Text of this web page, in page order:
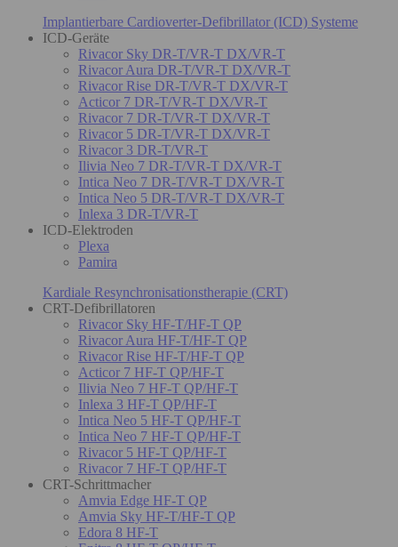
Implantierbare Cardioverter-Defibrillator (ICD) Systeme
ICD-Geräte
Rivacor Sky DR-T/VR-T DX/VR-T
Rivacor Aura DR-T/VR-T DX/VR-T
Rivacor Rise DR-T/VR-T DX/VR-T
Acticor 7 DR-T/VR-T DX/VR-T
Rivacor 7 DR-T/VR-T DX/VR-T
Rivacor 5 DR-T/VR-T DX/VR-T
Rivacor 3 DR-T/VR-T
Ilivia Neo 7 DR-T/VR-T DX/VR-T
Intica Neo 7 DR-T/VR-T DX/VR-T
Intica Neo 5 DR-T/VR-T DX/VR-T
Inlexa 3 DR-T/VR-T
ICD-Elektroden
Plexa
Pamira
Kardiale Resynchronisationstherapie (CRT)
CRT-Defibrillatoren
Rivacor Sky HF-T/HF-T QP
Rivacor Aura HF-T/HF-T QP
Rivacor Rise HF-T/HF-T QP
Acticor 7 HF-T QP/HF-T
Ilivia Neo 7 HF-T QP/HF-T
Inlexa 3 HF-T QP/HF-T
Intica Neo 5 HF-T QP/HF-T
Intica Neo 7 HF-T QP/HF-T
Rivacor 5 HF-T QP/HF-T
Rivacor 7 HF-T QP/HF-T
CRT-Schrittmacher
Amvia Edge HF-T QP
Amvia Sky HF-T/HF-T QP
Edora 8 HF-T